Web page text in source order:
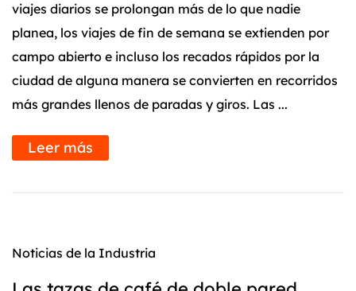
viajes diarios se prolongan más de lo que nadie
planea, los viajes de fin de semana se extienden por
campo abierto e incluso los recados rápidos por la
ciudad de alguna manera se convierten en recorridos
más grandes llenos de paradas y giros. Las ...
Leer más
Noticias de la Industria